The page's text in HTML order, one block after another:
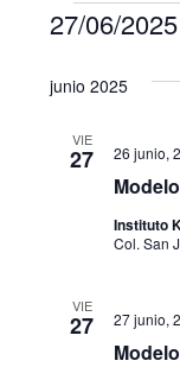
Eventos
27/06/2025
e
junio 2025
VIE
27 26 junio,
Instituto
Col. San
VIE
27 27 junio,